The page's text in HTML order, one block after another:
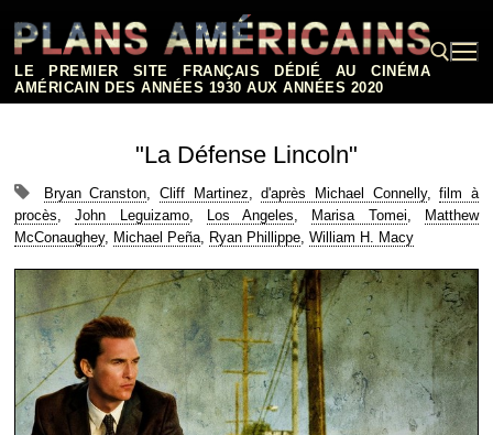
contenu
LE PREMIER SITE FRANÇAIS DÉDIÉ AU CINÉMA
AMÉRICAIN DES ANNÉES 1930 AUX ANNÉES 2020
"La Défense Lincoln"
Bryan Cranston,Cliff Martinez,d'après Michael Connelly,film à
procès,John Leguizamo, Los Angeles, Marisa Tomei,
Matthew
McConaughey, Michael Peña, Ryan Phillippe, William H. Macy